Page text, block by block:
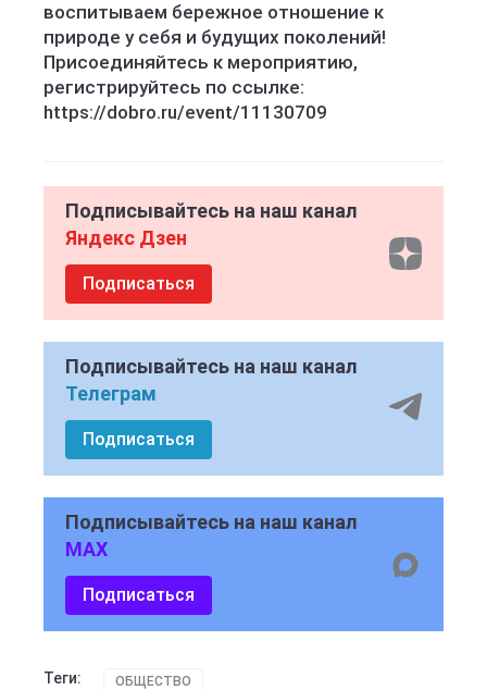
воспитываем бережное отношение к
природе у себя и будущих поколений!
Присоединяйтесь к мероприятию,
регистрируйтесь по ссылке:
https://dobro.ru/event/11130709
Подписывайтесь на наш канал
Яндекс Дзен
Подписаться
Подписывайтесь на наш канал
Телеграм
Подписаться
Подписывайтесь на наш канал
MAX
Подписаться
Теги: ОБЩЕСТВО